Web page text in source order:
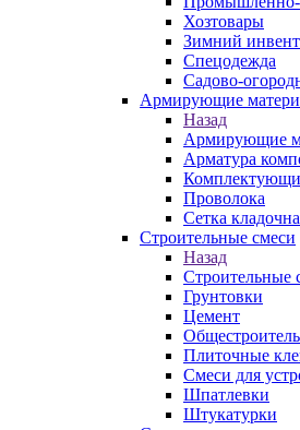
Хозтовары
Зимний
Спецодежда
Садово-
Армирующие
Назад
Армирующие
Арматура
Проволока
Сетка
Строительные смеси
Назад
Строительные
Грунтовки
Цемент
Плиточные
Смеси для
Шпатлевки
Штукатурки